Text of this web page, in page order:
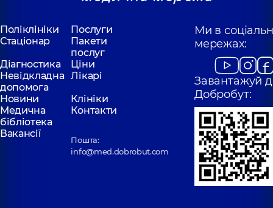
Поліклініки
Послуги
Стаціонар
Пакети
послуг
Діагностика
Ціни
Невідкладна
допомога
Лікарі
Новини
Клініки
Медична
бібліотека
Контакти
Вакансії
Пошта:
info@med.dobrobut.com
Ми в
мережах:
Завантажуй
Добробут: